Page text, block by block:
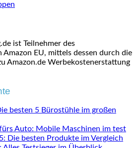
ist Teilnehmer des
Amazon EU, mittels dessen durch die
Amazon.de Werbekostenerstattung
besten 5 Bürostühle im großen
Auto: Mobile Maschinen im test
Die besten Produkte im Vergleich